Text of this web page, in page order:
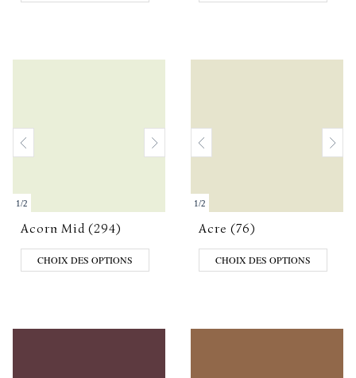
1/2
Acorn Mid (294)
CHOIX DES OPTIONS
1/2
Acre (76)
CHOIX DES OPTIONS